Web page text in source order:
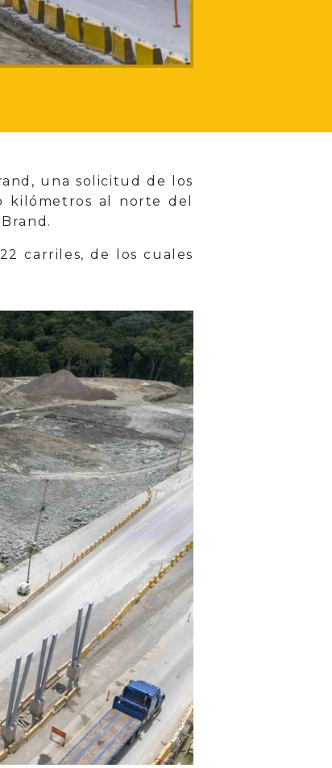
una solicitud de los
kilómetros al norte del
carriles, de los cuales